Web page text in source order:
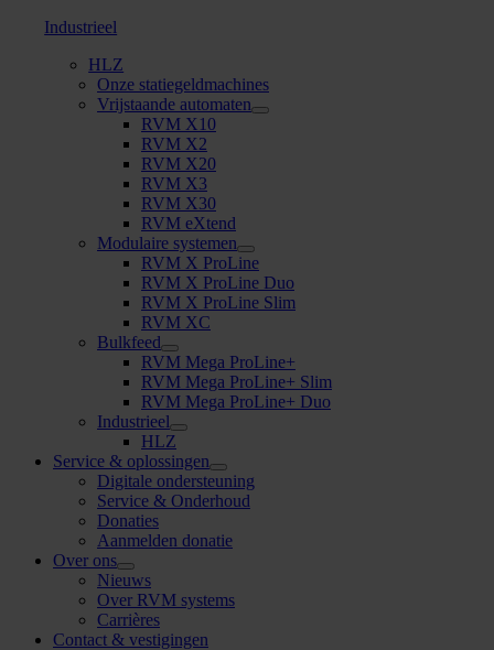
Industrieel
HLZ
Onze statiegeldmachines
Vrijstaande automaten
RVM X10
RVM X2
RVM X20
RVM X3
RVM X30
RVM eXtend
Modulaire systemen
RVM X ProLine
RVM X ProLine Duo
RVM X ProLine Slim
RVM XC
Bulkfeed
RVM Mega ProLine+
RVM Mega ProLine+ Slim
RVM Mega ProLine+ Duo
Industrieel
HLZ
Service & oplossingen
Digitale ondersteuning
Service & Onderhoud
Donaties
Aanmelden donatie
Over ons
Nieuws
Over RVM systems
Carrières
Contact & vestigingen